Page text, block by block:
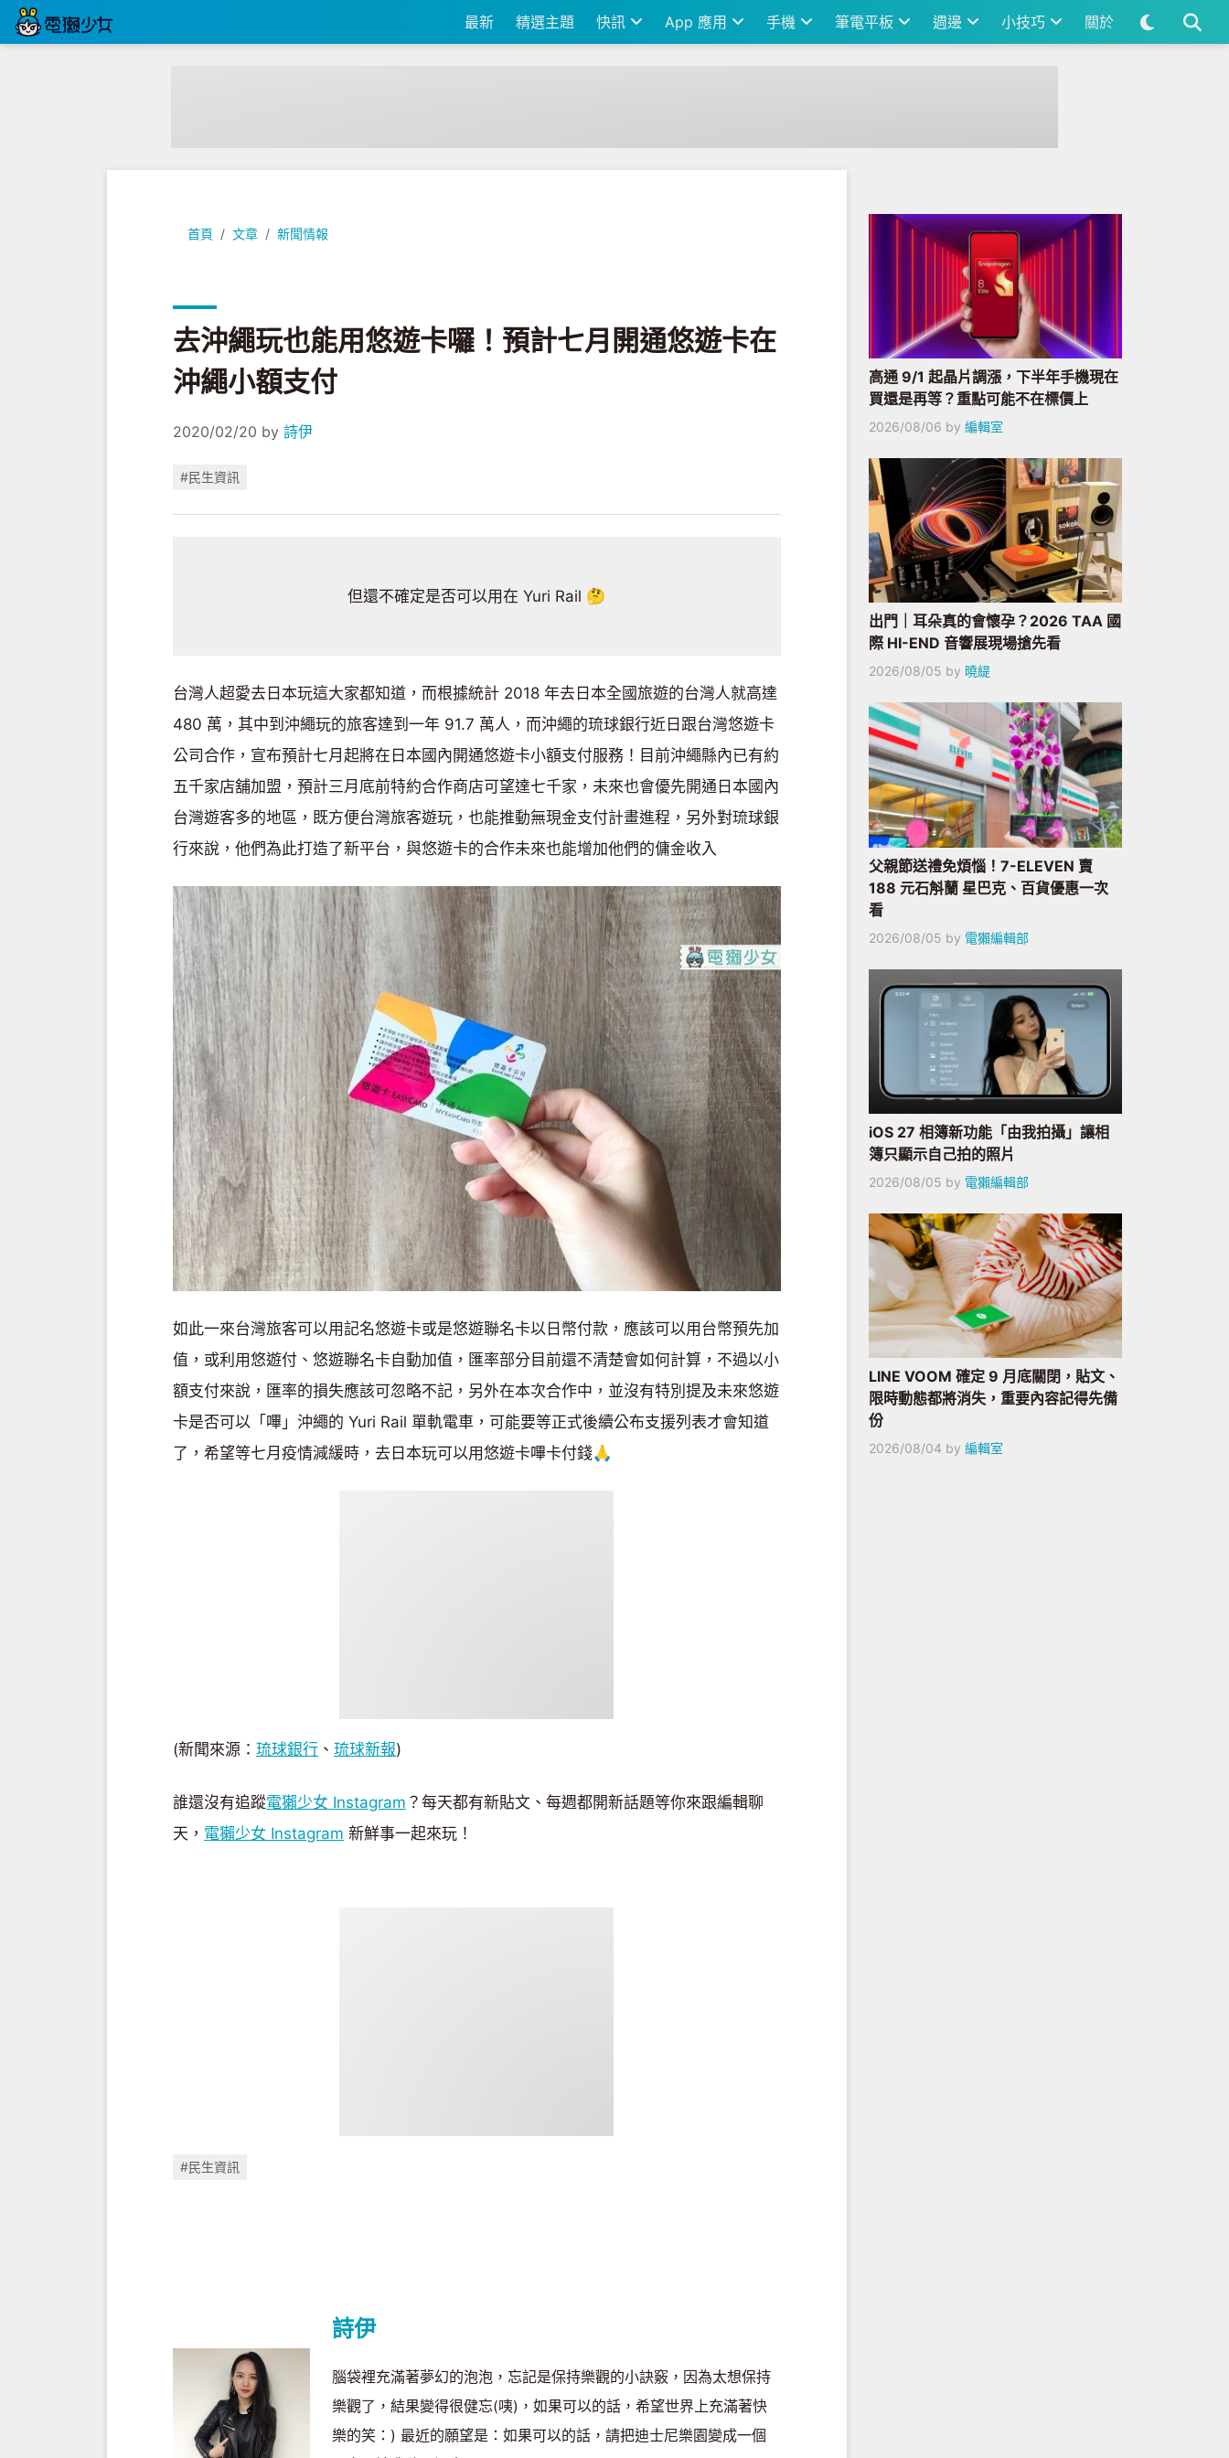
最新 精選主題 快訊 App 應用 手機 筆電平板 週邊 小技巧 關於
首頁 文章 新聞情報
去沖繩玩也能用悠遊卡囉！預計七月開通悠遊卡在沖繩小額支付
去沖繩玩也能用悠遊卡囉！預計七月開通悠遊卡在
沖繩小額支付
2020/02/20 by 詩伊
#民生資訊
但還不確定是否可以用在 Yuri Rail 🤔
台灣人超愛去日本玩這大家都知道，而根據統計 2018 年去日本全國旅遊的台灣人就高達
480 萬，其中到沖繩玩的旅客達到一年 91.7 萬人，而沖繩的琉球銀行近日跟台灣悠遊卡
公司合作，宣布預計七月起將在日本國內開通悠遊卡小額支付服務！目前沖繩縣內已有約
五千家店舖加盟，預計三月底前特約合作商店可望達七千家，未來也會優先開通日本國內
台灣遊客多的地區，既方便台灣旅客遊玩，也能推動無現金支付計畫進程，另外對琉球銀
行來說，他們為此打造了新平台，與悠遊卡的合作未來也能增加他們的傭金收入
如此一來台灣旅客可以用記名悠遊卡或是悠遊聯名卡以日幣付款，應該可以用台幣預先加
值，或利用悠遊付、悠遊聯名卡自動加值，匯率部分目前還不清楚會如何計算，不過以小
額支付來說，匯率的損失應該可忽略不記，另外在本次合作中，並沒有特別提及未來悠遊
卡是否可以「嗶」沖繩的 Yuri Rail 單軌電車，可能要等正式後續公布支援列表才會知道
了，希望等七月疫情減緩時，去日本玩可以用悠遊卡嗶卡付錢🙏
(新聞來源： 琉球銀行 、 琉球新報)
誰還沒有追蹤電獺少女 Instagram ？每天都有新貼文、每週都開新話題等你來跟編輯聊
天， 電獺少女 Instagram 新鮮事一起來玩！
#民生資訊
詩伊
腦袋裡充滿著夢幻的泡泡，忘記是保持樂觀的小訣竅，因為太想保持
樂觀了，結果變得很健忘(咦)，如果可以的話，希望世界上充滿著快
樂的笑：) 最近的願望是：如果可以的話，請把迪士尼樂園變成一個
高通 9/1 起晶片調漲，下半年手機現在
買還是再等？重點可能不在標價上
2026/08/06 by 編輯室
出門｜耳朵真的會懷孕？2026 TAA 國
際 HI-END 音響展現場搶先看
2026/08/05 by 曉緹
父親節送禮免煩惱！7-ELEVEN 賣
188 元石斛蘭 星巴克、百貨優惠一次
看
2026/08/05 by 電獺編輯部
iOS 27 相簿新功能「由我拍攝」讓相
簿只顯示自己拍的照片
2026/08/05 by 電獺編輯部
LINE VOOM 確定 9 月底關閉，貼文、
限時動態都將消失，重要內容記得先備
份
2026/08/04 by 編輯室